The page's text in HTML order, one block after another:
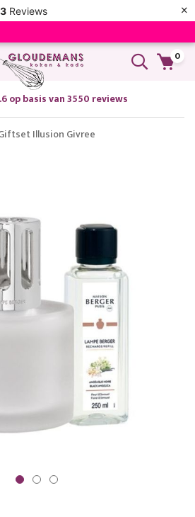
Reviews ×
0
op basis van 3550 reviews
Illusion Givree